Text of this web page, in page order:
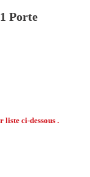
Porte
ci-dessous .